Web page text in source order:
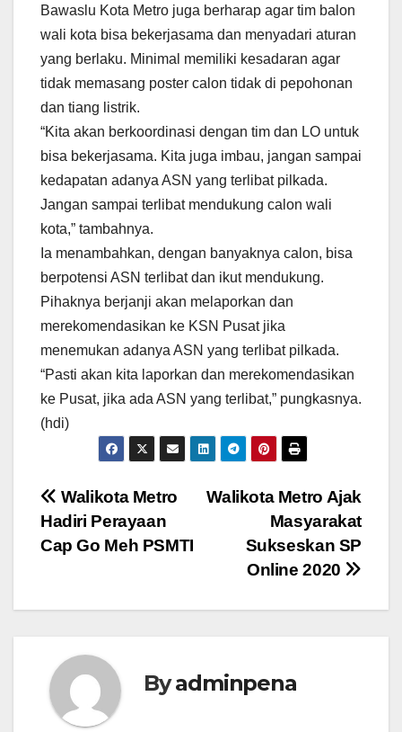
Bawaslu Kota Metro juga berharap agar tim balon
wali kota bisa bekerjasama dan menyadari aturan
yang berlaku. Minimal memiliki kesadaran agar
tidak memasang poster calon tidak di pepohonan
dan tiang listrik.
“Kita akan berkoordinasi dengan tim dan LO untuk
bisa bekerjasama. Kita juga imbau, jangan sampai
kedapatan adanya ASN yang terlibat pilkada.
Jangan sampai terlibat mendukung calon wali
kota,” tambahnya.
Ia menambahkan, dengan banyaknya calon, bisa
berpotensi ASN terlibat dan ikut mendukung.
Pihaknya berjanji akan melaporkan dan
merekomendasikan ke KSN Pusat jika
menemukan adanya ASN yang terlibat pilkada.
“Pasti akan kita laporkan dan merekomendasikan
ke Pusat, jika ada ASN yang terlibat,” pungkasnya.
(hdi)
Navigasi
pos
Walikota Metro Ajak
Masyarakat
Sukseskan SP
Online 2020
Walikota Metro
Hadiri Perayaan
Cap Go Meh PSMTI
Byadminpena